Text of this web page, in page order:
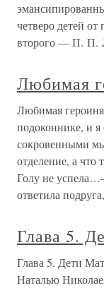
четверо детей
второго — П. П.
Любимая
Любимая
подоконнике, и я
сокровенными
отделение, а
Голу не
ответила
Глава 5.
Глава 5. Дети
Наталью